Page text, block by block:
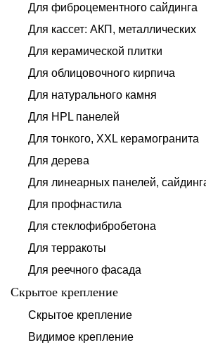
Для фиброцементного сайдинга
Для кассет: АКП, металлических
Для керамической плитки
Для облицовочного кирпича
Для натурального камня
Для HPL панелей
Для тонкого, XXL керамогранита
Для дерева
Для линеарных панелей,
Для профнастила
Для стеклофибробетона
Для терракоты
Для реечного фасада
Скрытое крепление
Скрытое крепление
Видимое крепление